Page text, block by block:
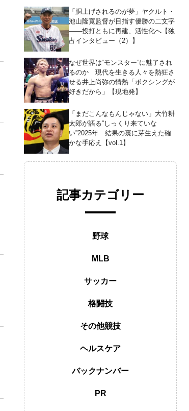
「胴上げされるのが夢」ヤクルト・
池山隆寛監督が目指す優勝の二文字
――投打ともに再建、活性化へ【独
占インタビュー（2）】
なぜ世界は“モンスター”に魅了され
るのか 現代を生きる人々を熱狂さ
せる井上尚弥の情熱「ボクシングが
好きだから」【現地発】
「まだこんなもんじゃない」大竹耕
太郎が語る“しっくり来ていな
い”2025年 結果の裏に芽生えた確
かな手応え【vol.1】
記事カテゴリー
野球
MLB
サッカー
格闘技
その他競技
ヘルスケア
バックナンバー
PR